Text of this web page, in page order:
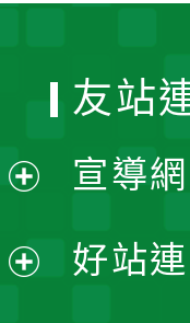
開
友站
宣導
好站